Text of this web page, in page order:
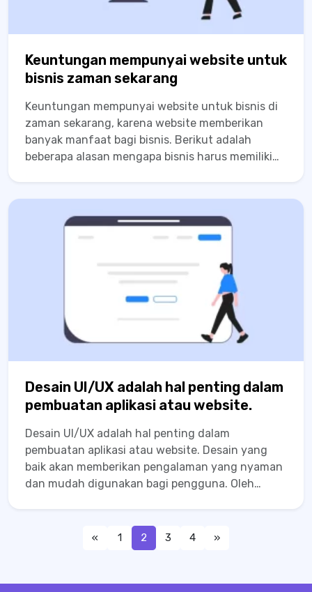
Keuntungan mempunyai website untuk
bisnis zaman sekarang
Keuntungan mempunyai website untuk bisnis di
zaman sekarang, karena website memberikan
banyak manfaat bagi bisnis. Berikut adalah
beberapa alasan mengapa bisnis harus memiliki
dapat memperluas jangkauan mereka dan...
Desain UI/UX adalah hal penting dalam
pembuatan aplikasi atau website.
Desain UI/UX adalah hal penting dalam
pembuatan aplikasi atau website. Desain yang
baik akan memberikan pengalaman yang nyaman
dan mudah digunakan bagi pengguna. Oleh
memastikan aplikasi atau website mereka
memiliki tampilan yang menarik dan mudah...
Posts
« 1 2 3 4 »